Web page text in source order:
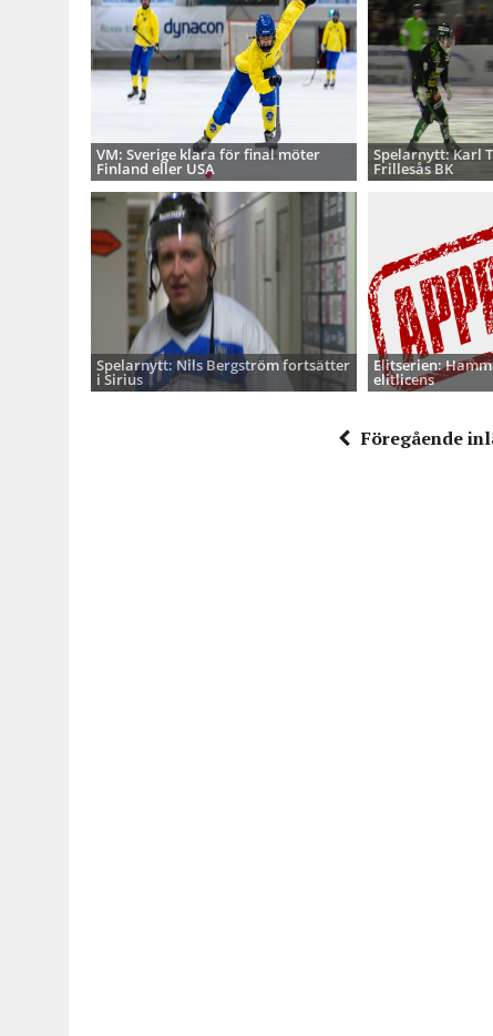
VM: Sverige klara för final möter
Finland eller USA
Spelarnytt: Karl
Frillesås BK
Spelarnytt: Nils Bergström fortsätter
i Sirius
Elitserien:
elitlicens
Föregående